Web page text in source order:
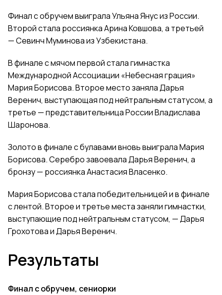
Финал с обручем выиграла Ульяна Янус из России.
Второй стала россиянкаАрина Ковшова, а третьей
— Севинч Муминова из Узбекистана.
В финале с мячом первой сталагимнастка
Международной Ассоциации «Небесная грация»
Мария Борисова. Второе место занялаДарья
Веренич, выступающая под нейтральным статусом, а
третье —представительница РоссииВладислава
Шаронова.
Золото в финале с булавами вновь выигралаМария
Борисова. Серебро завоевалаДарья Веренич, а
бронзу — россиянка Анастасия Власенко.
Мария Борисовастала победительницей и в финале
с лентой. Второе и третье места заняли гимнастки,
выступающие под нейтральным статусом, — Дарья
Грохотова и Дарья Веренич.
Результаты
Финал с обручем, сениорки